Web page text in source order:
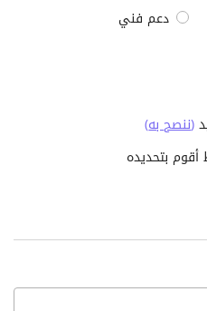
دعم فني
(ننصح به)
أقوم بتحديده